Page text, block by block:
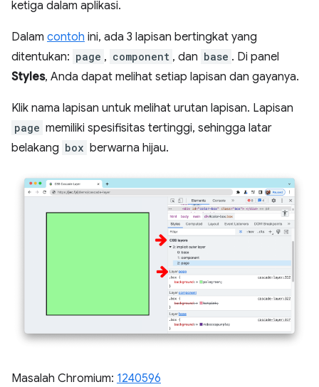
ketiga dalam aplikasi.
Dalam contoh ini, ada 3 lapisan bertingkat yang
ditentukan: page , component , dan base . Di panel
Styles, Anda dapat melihat setiap lapisan dan gayanya.
Klik nama lapisan untuk melihat urutan lapisan. Lapisan
page memiliki spesifisitas tertinggi, sehingga latar
belakang box berwarna hijau.
Masalah Chromium: 1240596